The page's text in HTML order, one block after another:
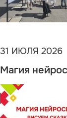
31 ИЮЛЯ 2026
Магия